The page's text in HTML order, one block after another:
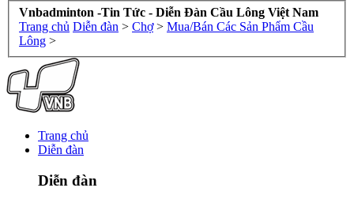
Vnbadminton -Tin Tức - Diễn Đàn Cầu Lông Việt Nam
Trang chủ Diễn đàn > Chợ > Mua/Bán Các Sản Phẩm Cầu
Lông >
Trang chủ
Diễn đàn
Diễn đàn